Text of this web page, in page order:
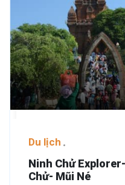
Du lịch
Ninh Chử
Chử- Mũi Né